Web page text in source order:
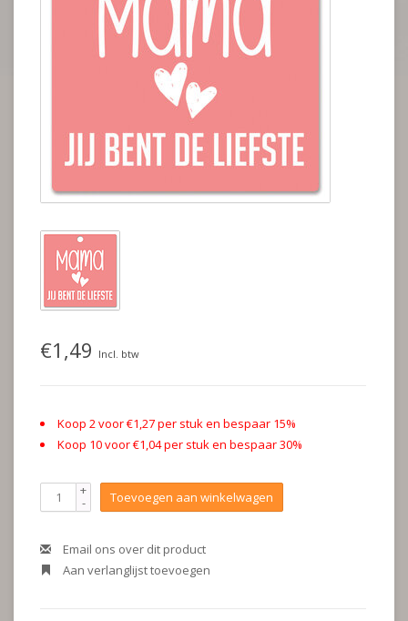
€1,49 Incl. btw
Koop 2 voor €1,27 per stuk en bespaar 15%
Koop 10 voor €1,04 per stuk en bespaar 30%
+
- Toevoegen aan winkelwagen
Email ons over dit product
Aan verlanglijst toevoegen